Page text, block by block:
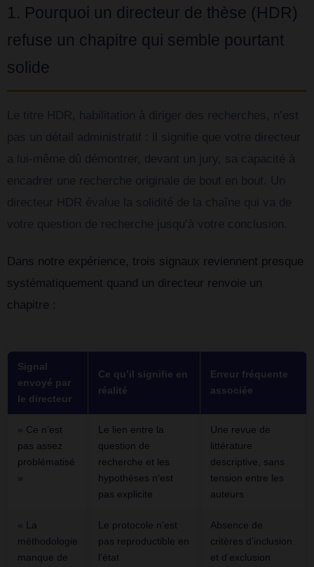
1. Pourquoi un directeur de thèse (HDR)
refuse un chapitre qui semble pourtant
solide
Dans notre expérience, trois signaux reviennent presque
systématiquement quand un directeur renvoie un
chapitre :
Signal
envoyé par
le directeur
Ce qu’il signifie en
réalité
Erreur fréquente
associée
« Ce n’est
pas assez
problématisé
»
Le lien entre la
question de
recherche et les
hypothèses n’est
pas explicite
Une revue de
littérature
descriptive, sans
tension entre les
auteurs
« La
méthodologie
manque de
Le protocole n’est
pas reproductible en
l’état
Absence de
critères d’inclusion
et d’exclusion